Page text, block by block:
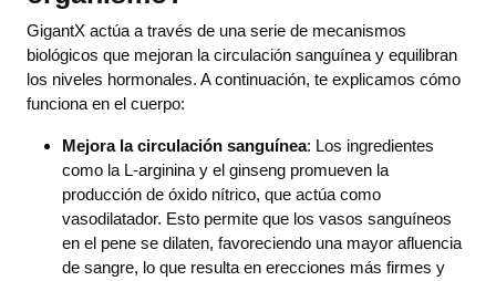
GigantX actúa a través de una serie de mecanismos
biológicos que mejoran la circulación sanguínea y equilibran
los niveles hormonales. A continuación, te explicamos cómo
funciona en el cuerpo:
Mejora la circulación sanguínea: Los ingredientes
como la L-arginina y el ginseng promueven la
producción de óxido nítrico, que actúa como
vasodilatador. Esto permite que los vasos sanguíneos
en el pene se dilaten, favoreciendo una mayor afluencia
de sangre, lo que resulta en erecciones más firmes y